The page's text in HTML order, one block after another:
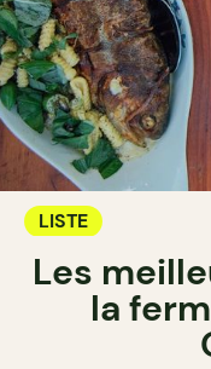
LISTE
Les
la